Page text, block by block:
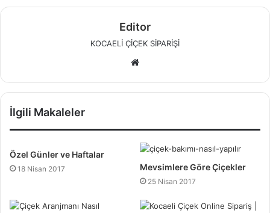
Editor
KOCAELİ ÇİÇEK SİPARİŞİ
b
e
s
i
İlgili Makaleler
Özel Günler ve Haftalar
18 Nisan 2017 Mevsimlere Göre Çiçekler
25 Nisan 2017